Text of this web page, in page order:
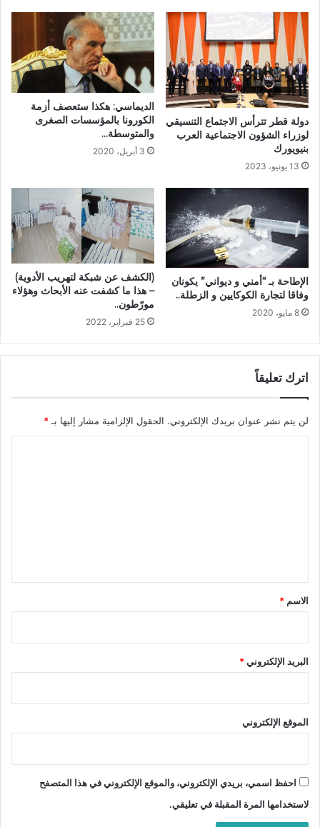
دولة قطر تترأس الاجتماع التنسيقي
لوزراء الشؤون الاجتماعية العرب
بنيويورك
13 يونيو، 2023
الديماسي: هكذا ستعصف أزمة
الكورونا بالمؤسسات الصغرى
والمتوسطة… ‎
3 أبريل، 2020
الإطاحة بـ “أمني و ديواني” يكونان
وفاقا لتجارة الكوكايين و الزطلة..
8 مايو، 2020
(الكشف عن شبكة لتهريب الأدوية)
– هذا ما كشفت عنه الأبحاث وهؤلاء
مورّطون..
25 فبراير، 2022
اترك تعليقاً
لن يتم نشر عنوان بريدك الإلكتروني. الحقول الإلزامية مشار إليها بـ*
*
الاسم *
البريد الإلكتروني*
الموقع الإلكتروني
احفظ اسمي، بريدي الإلكتروني، والموقع الإلكتروني في هذا المتصفح
لاستخدامها المرة المقبلة في تعليقي.